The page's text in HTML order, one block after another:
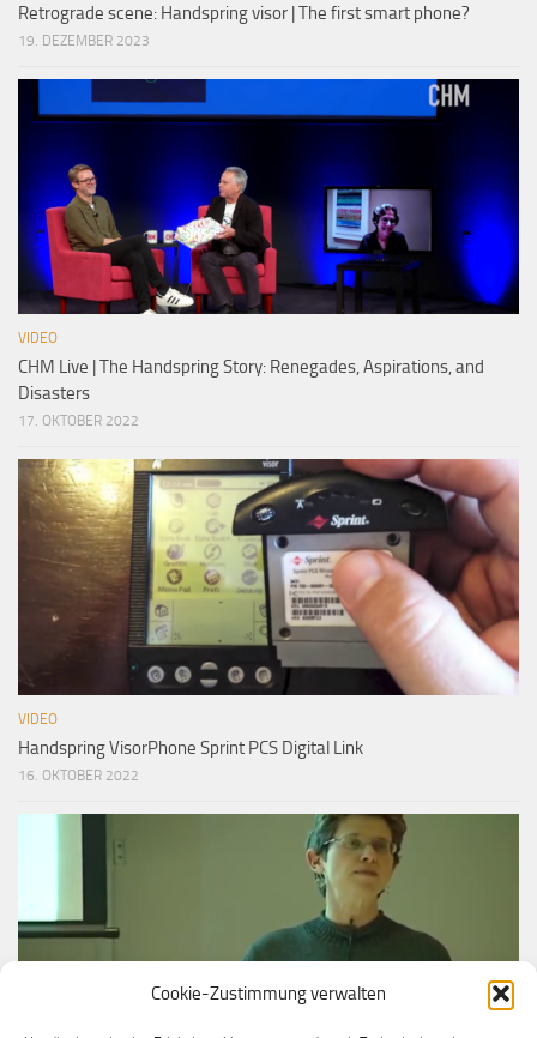
Cookie-Zustimmung verwalten
Retrograde scene: Handspring visor | The first smart phone?
19. DEZEMBER 2023
VIDEO
CHM Live | The Handspring Story: Renegades, Aspirations, and
Disasters
17. OKTOBER 2022
VIDEO
Handspring VisorPhone Sprint PCS Digital Link
16. OKTOBER 2022